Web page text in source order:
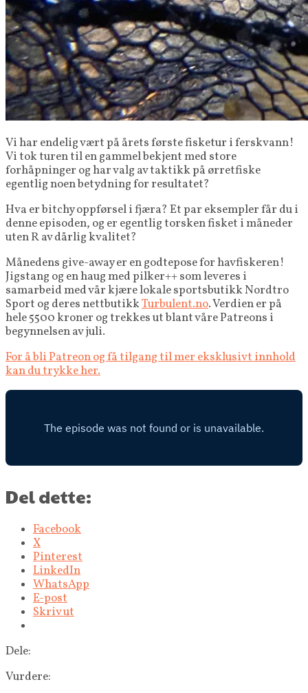
Vi har endelig vært på årets første fisketur i ferskvann!
Vi tok turen til en gammel bekjent med store
forhåpninger og har valg av taktikk på ørretfiske
egentlig noen betydning for resultatet?
Hva er bitchy oppførsel i fjæra? Et par eksempler får du i
denne episoden, og er egentlig torsken fisket i måneder
uten R av dårlig kvalitet?
Månedens give-away er en godtepose for havfiskeren!
Jigstang og en haug med pilker++ som leveres i
samarbeid med vår kjære lokale sportsbutikk Nordtro
Sport og deres nettbutikkTurbulent.no. Verdien er på
hele 5500 kroner og trekkes ut blant våre Patreons i
begynnelsen av juli.
For å bli Patreon og få tilgang til mer eksklusivt innhold
kan du trykke her.
Del dette:
Facebook
X
Pinterest
LinkedIn
WhatsApp
E-post
Skriv ut
Dele:
Vurdere: